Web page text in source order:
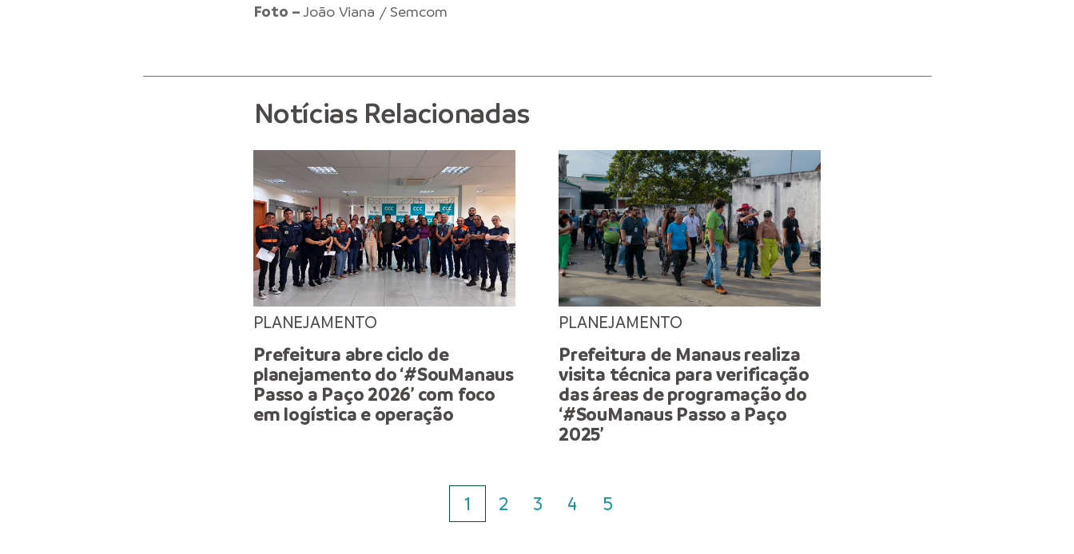
Foto –João Viana / Semcom
Notícias Relacionadas
PLANEJAMENTO
Prefeitura abre ciclo de
planejamento do ‘#SouManaus
Passo a Paço 2026’ com foco
em logística e operação
PLANEJAMENTO
Prefeitura de Manaus realiza
visita técnica para verificação
das áreas de programação do
‘#SouManaus Passo a Paço
2025’
1 2 3 4 5